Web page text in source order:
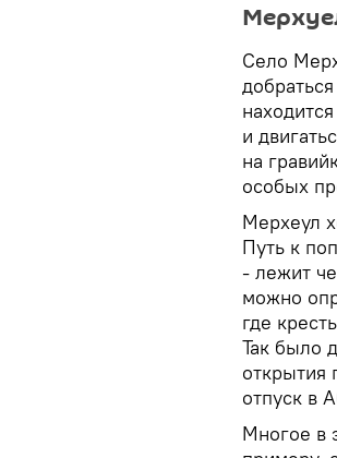
Село
и
на
особых
Мерхеул
Путь к
- лежит
можно
где
Так было
открытия
отпуск в
Многое в